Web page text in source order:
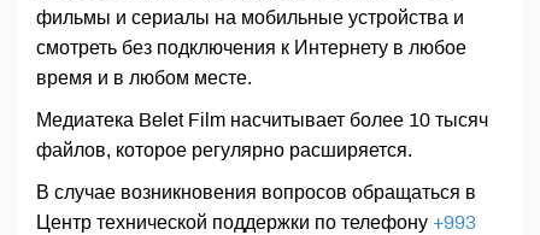
фильмы и сериалы на мобильные устройства и
смотреть без подключения к Интернету в любое
время и в любом месте.
Медиатека Belet Film насчитывает более 10 тысяч
файлов, которое регулярно расширяется.
В случае возникновения вопросов обращаться в
Центр технической поддержки по телефону +993